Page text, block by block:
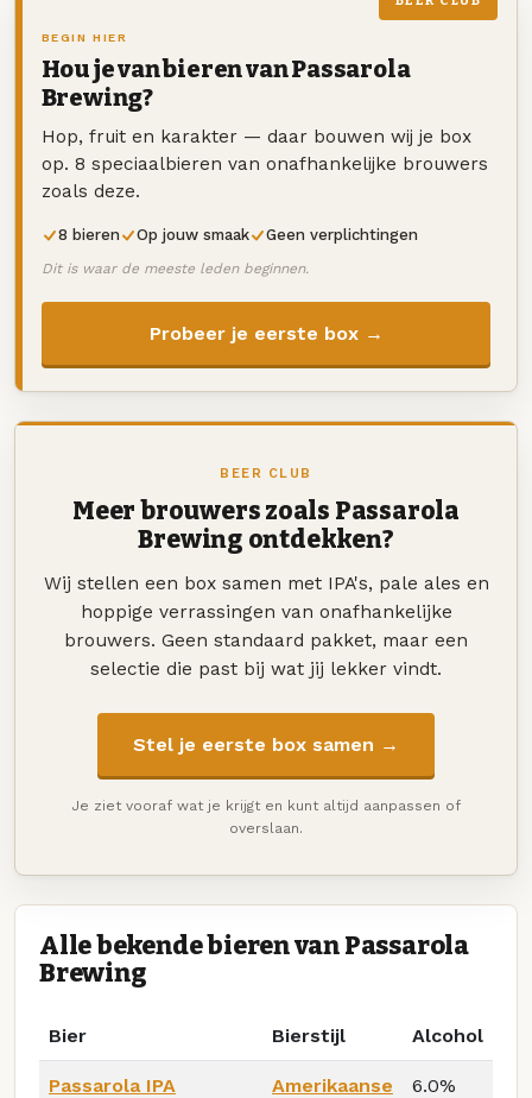
BEGIN HIER
Hou je van bieren van Passarola
Brewing?
Hop, fruit en karakter — daar bouwen wij je box
op. 8 speciaalbieren van onafhankelijke brouwers
zoals deze.
8 bieren Op jouw smaak Geen verplichtingen
Dit is waar de meeste leden beginnen.
Probeer je eerste box →
BEER CLUB
Meer brouwers zoals Passarola
Brewing ontdekken?
Wij stellen een box samen met IPA's, pale ales en
hoppige verrassingen van onafhankelijke
brouwers. Geen standaard pakket, maar een
selectie die past bij wat jij lekker vindt.
Stel je eerste box samen →
Je ziet vooraf wat je krijgt en kunt altijd aanpassen of
overslaan.
Alle bekende bieren van Passarola
Brewing
Bier Bierstijl Alcohol
Passarola IPA Amerikaanse 6.0%